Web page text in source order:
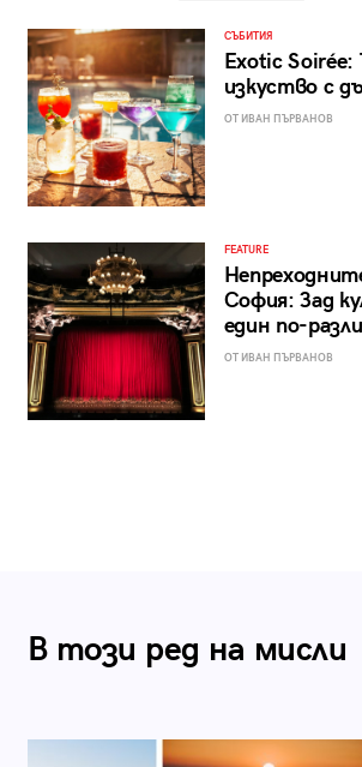
СЪБИТИЯ
Exotic Soirée:
изкуство с
ОТ ИВАН ПЪРВАНОВ
FEATURE
София: Зад
един по-
ОТ ИВАН ПЪРВАНОВ
В този ред на мисли